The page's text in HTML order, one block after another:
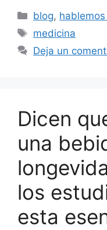
Categorías
blog,
Etiquetas
medicina
Deja un
Dicen
una
los
esta